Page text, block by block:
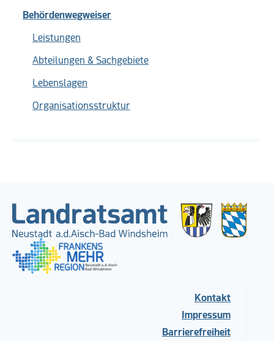
Behördenwegweiser
Leistungen
Abteilungen & Sachgebiete
Lebenslagen
Organisationsstruktur
Kontakt
Impressum
Barrierefreiheit